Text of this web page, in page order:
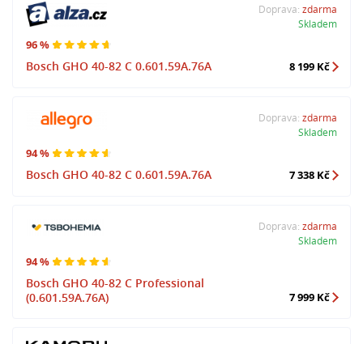
96 %
Bosch GHO 40-82 C 0.601.59A.76A
Doprava: zdarma
Skladem
8 199 Kč
94 %
Bosch GHO 40-82 C 0.601.59A.76A
Doprava: zdarma
Skladem
7 338 Kč
94 %
Bosch GHO 40-82 C Professional
(0.601.59A.76A)
Doprava: zdarma
Skladem
7 999 Kč